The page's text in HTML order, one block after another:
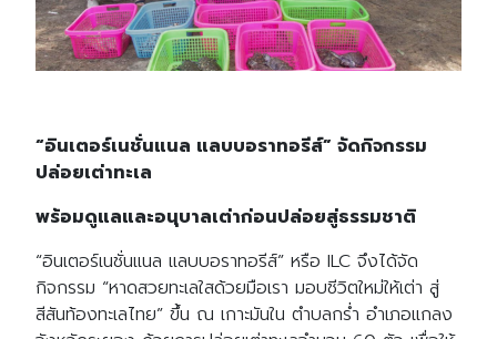
“อินเตอร์เนชั่นแนล แลบบอราทอรีส์” จัดกิจกรรม
ปล่อยเต่าทะเล
พร้อมดูแลและอนุบาลเต่าก่อนปล่อยสู่ธรรมชาติ
“อินเตอร์เนชั่นแนล แลบบอราทอรีส์” หรือ ILC จึงได้จัด
กิจกรรม “หาดสวยทะเลใสด้วยมือเรา มอบชีวิตใหม่ให้เต่า สู่
สีสันท้องทะเลไทย” ขึ้น ณ เกาะมันใน ตำบลกร่ำ อำเภอแกลง